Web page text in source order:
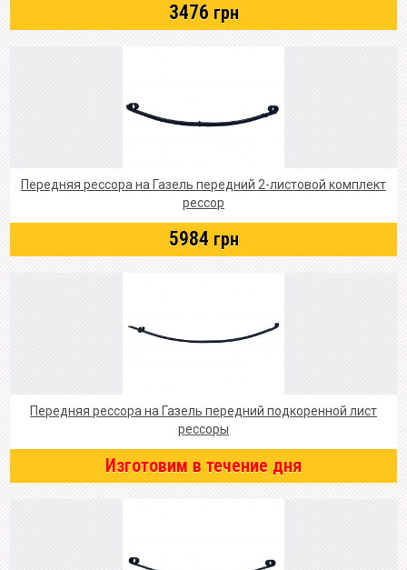
3476 грн
Передняя рессора на Газель передний 2-листовой комплект
рессор
5984 грн
Передняя рессора на Газель передний подкоренной лист
рессоры
Изготовим в течение дня